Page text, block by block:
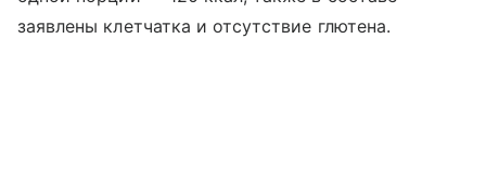
заявлены клетчатка и отсутствие глютена.